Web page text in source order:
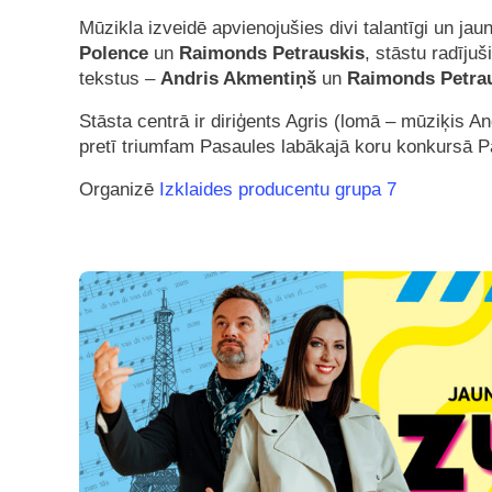
Mūzikla izveidē apvienojušies divi talantīgi un
Polence un Raimonds Petrauskis, stāstu
tekstus – Andris Akmentiņš un Raimonds
Stāsta centrā ir diriģents Agris (lomā – mūziķis
pretī triumfam Pasaules labākajā koru konkursā
Organizē Izklaides producentu grupa 7